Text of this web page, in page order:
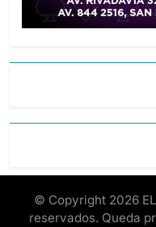
© Copyright 2026
reservados. Queda